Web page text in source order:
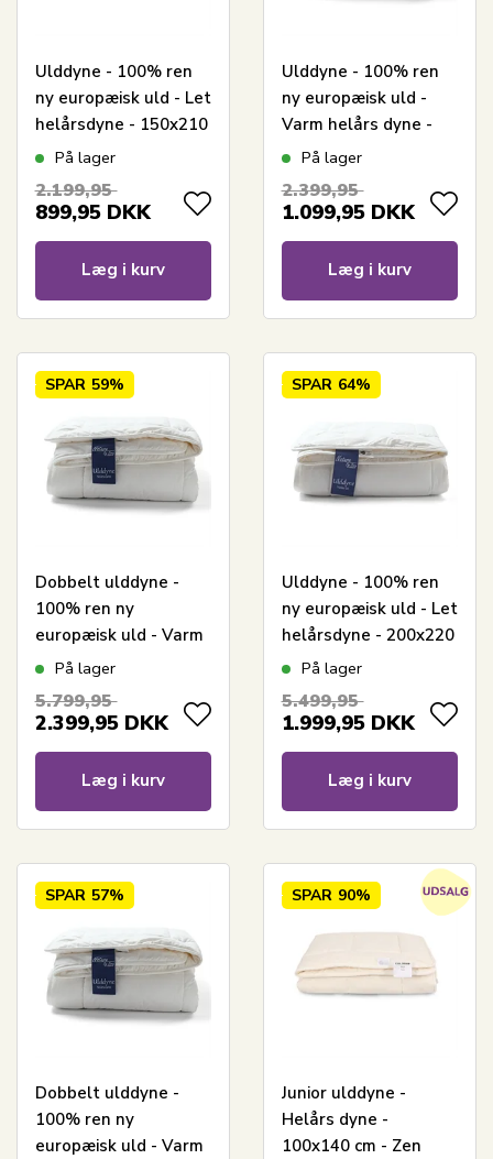
Ulddyne - 100% ren
ny europæisk uld - Let
helårsdyne - 150x210
cm - Nature By Borg
På lager
2.199,95
899,95 DKK
Læg i kurv
Ulddyne - 100% ren
ny europæisk uld -
Varm helårs dyne -
150x210 cm - Nature
På lager
2.399,95
1.099,95 DKK
Læg i kurv
SPAR 59%
Dobbelt ulddyne -
100% ren ny
europæisk uld - Varm
helårs dyne -
By Borg
På lager
5.799,95
2.399,95 DKK
Læg i kurv
SPAR 64%
Ulddyne - 100% ren
ny europæisk uld - Let
helårsdyne - 200x220
cm - Nature By Borg
På lager
5.499,95
1.999,95 DKK
Læg i kurv
SPAR 57%
Dobbelt ulddyne -
100% ren ny
europæisk uld - Varm
SPAR 90%
Junior ulddyne -
Helårs dyne -
100x140 cm - Zen